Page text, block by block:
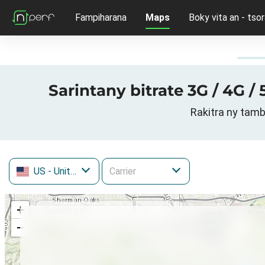
Fampiharana Maps Boky vita an -
Sarintany bitrate 3G / 4G /
Rakitra ny
US - United States
+
−